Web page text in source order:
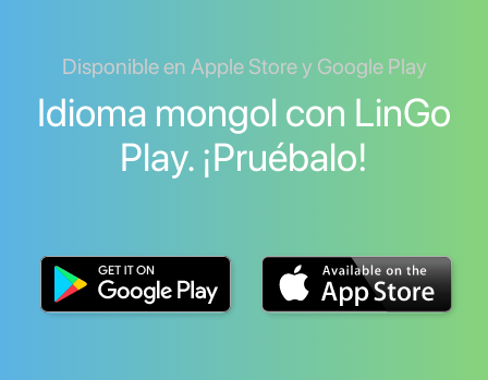
Disponible en Apple Store y Google Play
Idioma mongol con LinGo
Play. ¡Pruébalo!